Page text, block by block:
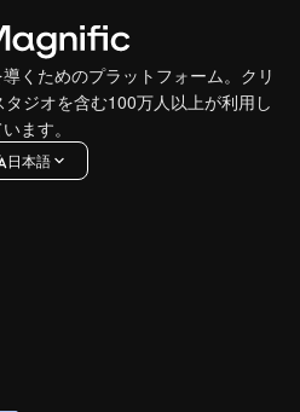
くためのプラットフォーム。クリ
ジオを含む100万人以上が利用し
ます。
日本語